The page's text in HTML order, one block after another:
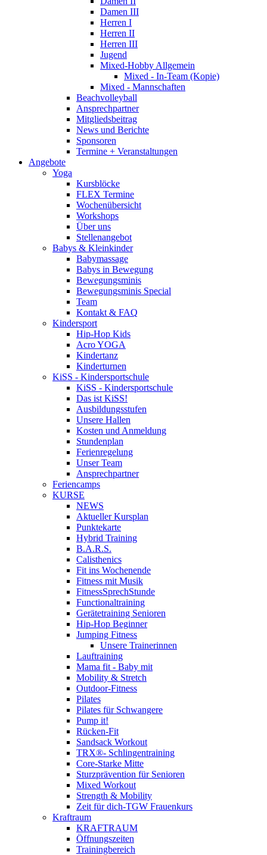
Damen III
Herren I
Herren II
Herren III
Jugend
Mixed-Hobby Allgemein
Mixed - In-Team (Kopie)
Mixed - Mannschaften
Beachvolleyball
Ansprechpartner
Mitgliedsbeitrag
News und Berichte
Sponsoren
Termine + Veranstaltungen
Angebote
Yoga
Kursblöcke
FLEX Termine
Wochenübersicht
Workshops
Über uns
Stellenangebot
Babys & Kleinkinder
Babymassage
Babys in Bewegung
Bewegungsminis
Bewegungsminis Special
Team
Kontakt & FAQ
Kindersport
Hip-Hop Kids
Acro YOGA
Kindertanz
Kinderturnen
KiSS - Kindersportschule
KiSS - Kindersportschule
Das ist KiSS!
Ausbildungsstufen
Unsere Hallen
Kosten und Anmeldung
Stundenplan
Ferienregelung
Unser Team
Ansprechpartner
Feriencamps
KURSE
NEWS
Aktueller Kursplan
Punktekarte
Hybrid Training
B.A.R.S.
Calisthenics
Fit ins Wochenende
Fitness mit Musik
FitnessSprechStunde
Functionaltraining
Gerätetraining Senioren
Hip-Hop Beginner
Jumping Fitness
Unsere Trainerinnen
Lauftraining
Mama fit - Baby mit
Mobility & Stretch
Outdoor-Fitness
Pilates
Pilates für Schwangere
Pump it!
Rücken-Fit
Sandsack Workout
TRX®- Schlingentraining
Core-Starke Mitte
Sturzprävention für Senioren
Mixed Workout
Strength & Mobility
Zeit für dich-TGW Frauenkurs
Kraftraum
KRAFTRAUM
Öffnungszeiten
Trainingbereich